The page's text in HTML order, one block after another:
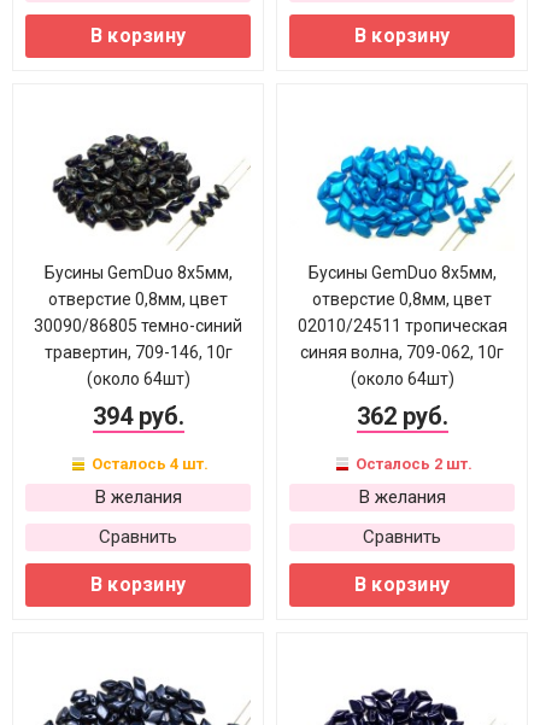
В корзину В корзину
Бусины GemDuo 8х5мм,
отверстие 0,8мм, цвет
30090/86805 темно-синий
травертин, 709-146, 10г
(около 64шт)
394 руб.
Осталось 4 шт.
В желания
Сравнить
В корзину
Бусины GemDuo 8х5мм,
отверстие 0,8мм, цвет
02010/24511 тропическая
синяя волна, 709-062, 10г
(около 64шт)
362 руб.
Осталось 2 шт.
В желания
Сравнить
В корзину